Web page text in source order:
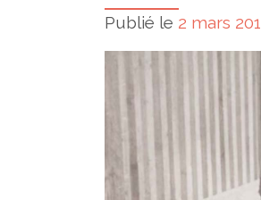
Publié le 2 mars